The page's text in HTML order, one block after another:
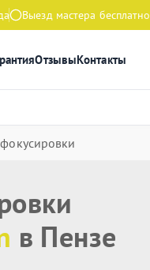
Выезд мастера бесплатно
ОтзывыКонтакты
в Пензе